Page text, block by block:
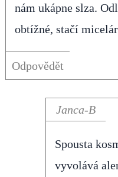
nám ukápne slza.
obtížné, stačí
Odpovědět
Janca-B
Spousta
vyvolává